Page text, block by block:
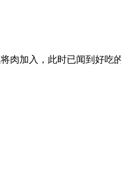
肉加入，此时已闻到好吃